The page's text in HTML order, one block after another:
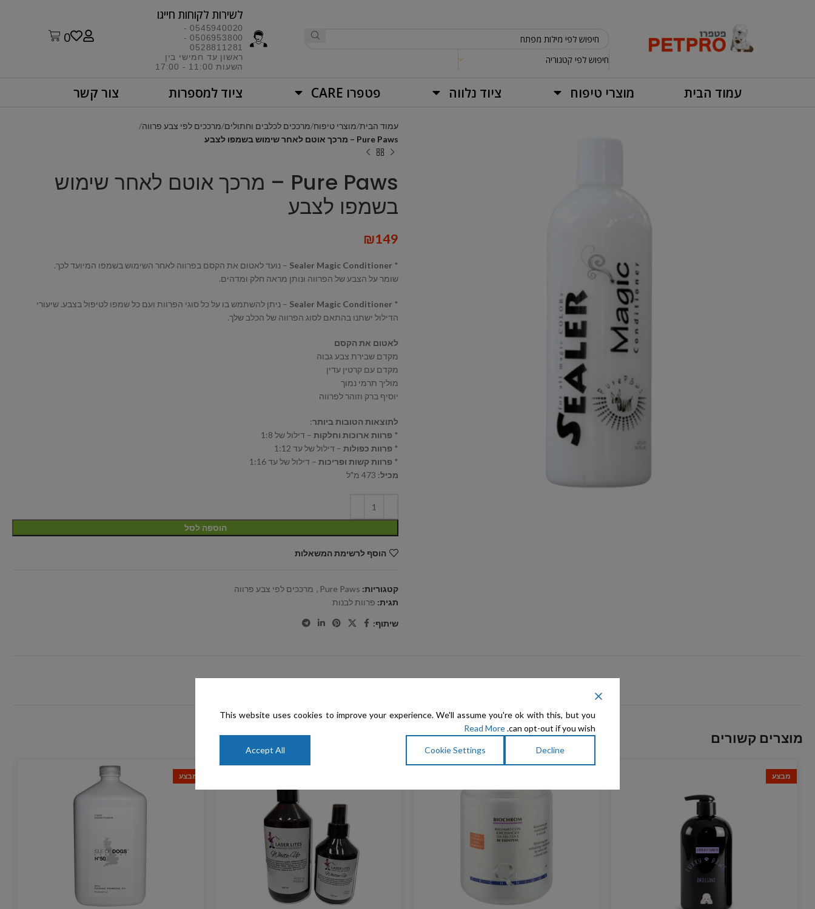
חיפוש לפי קטגוריה
לשירות לקוחות חייגו​
0545940020 -
0506953800 -
0528811281
ראשון עד חמישי בין
השעות 11:00 - 17:00​
0
עמוד הבית מוצרי טיפוח ציוד נלווה פטפרו CARE ציוד למספרות צור קשר
עמוד הבית מוצרי טיפוח מרככים לכלבים וחתולים מרככים לפי צבע פרווה
Pure Paws – מרכך אוטם לאחר שימוש בשמפו לצבע
Pure Paws – מרכך אוטם לאחר שימוש
בשמפו לצבע
₪149
*
– נועד לאטום את הקסם בפרווה לאחר השימוש בשמפו המיועד לכך.
שומר על הצבע של הפרווה ונותן מראה חלק ומדהים.
*
– ניתן להשתמש בו על כל סוגי הפרוות ועם כל שמפו לטיפול בצבע. שיעורי
הדילול ישתנו בהתאם לסוג הפרווה של הכלב שלך.
לאטום את הקסם
מקדם שבירת צבע גבוה
מקדם עם קרטין עדין
מוליך תרמי נמוך
יוסיף ברק וזוהר לפרווה
לתוצאות הטובות ביותר:
* פרוות ארוכות וחלקות– דילול של 1:8
* פרוות כפולות– דילול של עד 1:12
* פרוות קשות ופריכות– דילול של עד 1:16
מכיל: 473 מ"ל
הוספה לסל
הוסף לרשימת המשאלות
קטגוריות: Pure Paws
, מרככים לפי צבע פרווה
תגית: פרוות לבנות
שיתוף:
מוצרים קשורים
מבצע מבצע
This website uses cookies to improve your experience. We'll assume you're ok with this, but you
can opt-out if you wish.
Read More
Decline
Cookie Settings
Accept All